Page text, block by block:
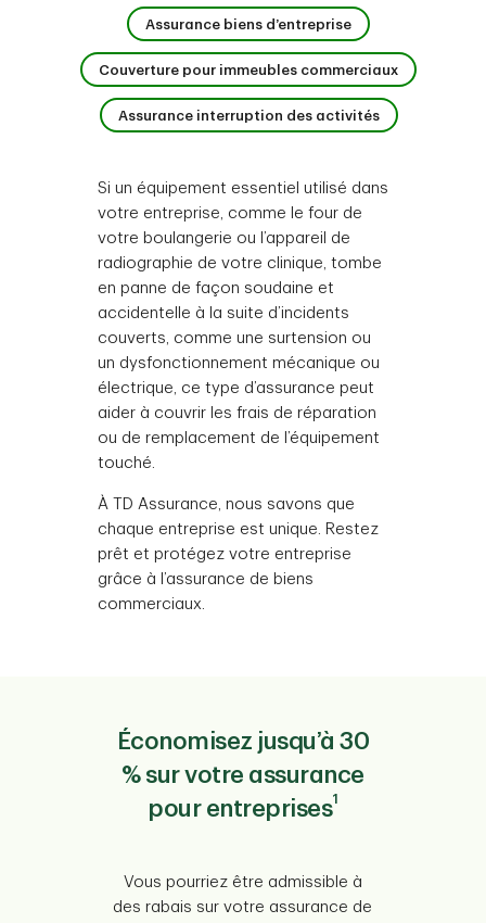
Assurance biens d’entreprise 2 de 4
Couverture pour immeubles commerciaux 3 de 4
Assurance interruption des activités4 de 4
Si un équipement essentiel utilisé dans
votre entreprise, comme le four de
votre boulangerie ou l’appareil de
radiographie de votre clinique, tombe
en panne de façon soudaine et
accidentelle à la suite d’incidents
couverts, comme une surtension ou
un dysfonctionnement mécanique ou
électrique, ce type d’assurance peut
aider à couvrir les frais de réparation
ou de remplacement de l’équipement
touché.
À TD Assurance, nous savons que
chaque entreprise est unique. Restez
prêt et protégez votre entreprise
grâce à l’assurance de biens
commerciaux.
Économisez jusqu’à 30
% sur votre assurance
pour entreprises1
Vous pourriez être admissible à
des rabais sur votre assurance de